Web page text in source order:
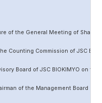
of the General Meeting of
Counting Commission of JSC
Board of JSC BIOKIMYO on
of the Management Board